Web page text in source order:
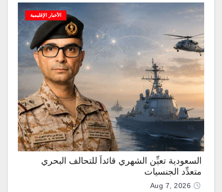
الأخبار الإقليمية
السعودية تعيِّن الشهري قائداً للتحالف البحري
متعدِّد الجنسيات
Aug 7, 2026